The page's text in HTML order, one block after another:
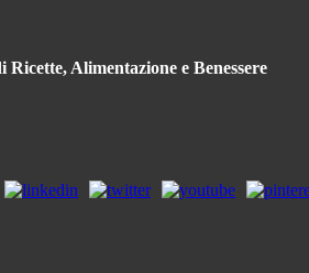
Ricette, Alimentazione e Benessere